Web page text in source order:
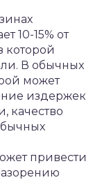
10-15% от
которой
В обычных
может
издержек
качество
привести